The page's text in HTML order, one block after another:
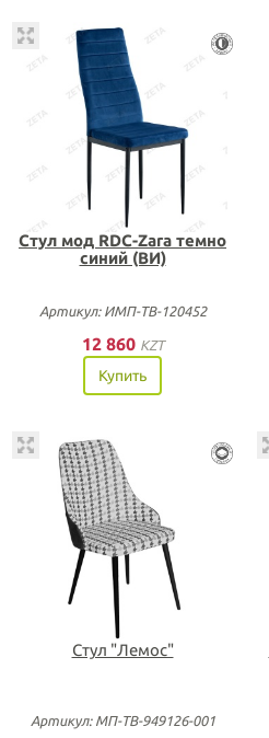
Стул мод RDC-Zara темно
синий (ВИ)
Артикул: ИМП-ТВ-120452
12 860 KZT
Купить
Стул "Лемос"
Артикул: МП-ТВ-949126-001